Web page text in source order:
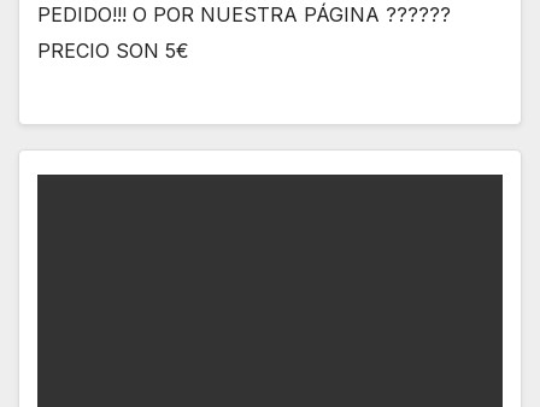
PEDIDO!!! O POR NUESTRA PÁGINA ??????
PRECIO SON 5€